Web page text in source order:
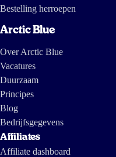
Bestelling herroepen
Arctic Blue
Over Arctic Blue
Vacatures
Duurzaam
Principes
Blog
Bedrijfsgegevens
Affiliates
Affiliate dashboard